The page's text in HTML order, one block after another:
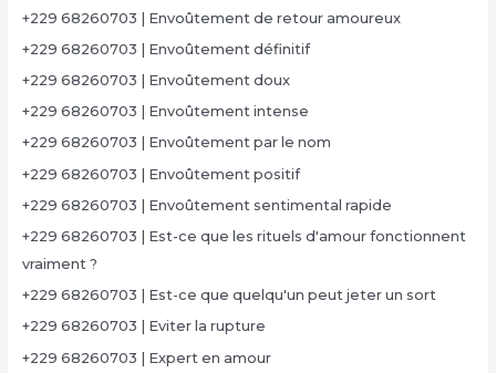
+229 68260703 | Envoûtement de retour amoureux
+229 68260703 | Envoûtement définitif
+229 68260703 | Envoûtement doux
+229 68260703 | Envoûtement intense
+229 68260703 | Envoûtement par le nom
+229 68260703 | Envoûtement positif
+229 68260703 | Envoûtement sentimental rapide
+229 68260703 | Est-ce que les rituels d'amour fonctionnent
vraiment ?
+229 68260703 | Est-ce que quelqu'un peut jeter un sort
+229 68260703 | Eviter la rupture
+229 68260703 | Expert en amour